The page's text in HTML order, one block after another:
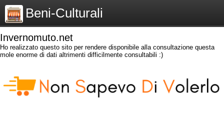
Beni-Culturali
Invernomuto.net
Ho realizzato questo sito per rendere disponibile alla consultazione questa
mole enorme di dati altrimenti difficilmente consultabili :)